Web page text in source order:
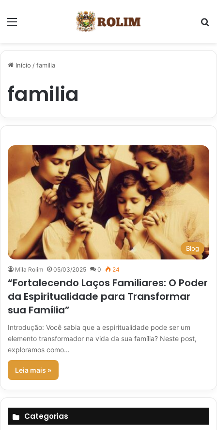
Início /familia
familia
Blog
Mila Rolim 05/03/2025 0 24
“Fortalecendo Laços Familiares: O Poder
da Espiritualidade para Transformar
sua Família”
Introdução: Você sabia que a espiritualidade pode ser um
elemento transformador na vida da sua família? Neste post,
exploramos como…
Leia mais »
Categorias